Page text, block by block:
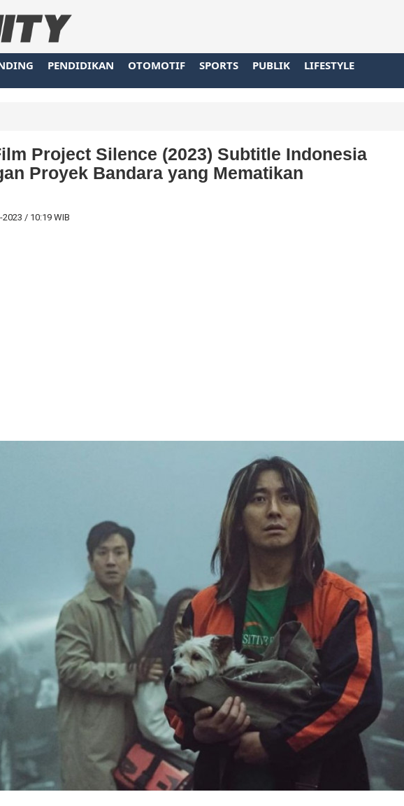
PENDIDIKAN OTOMOTIF SPORTS PUBLIK LIFESTYLE
Project Silence (2023) Subtitle Indonesia
Proyek Bandara yang Mematikan
2023 / 10:19 WIB